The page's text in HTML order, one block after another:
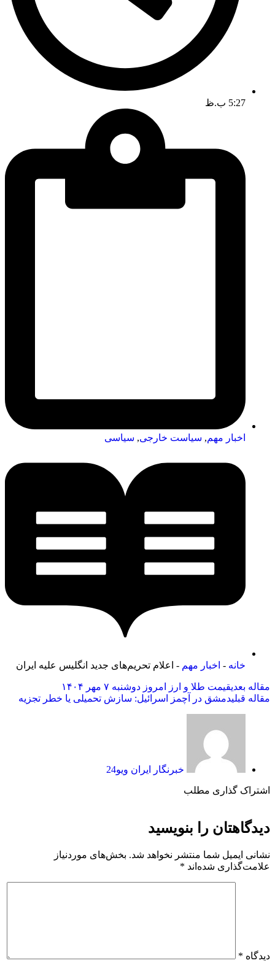
5:27 ب.ظ
اخبار مهم, سیاست خارجی, سیاسی
خانه - اخبار مهم - اعلام تحریم‌های جدید انگلیس علیه ایران
مقاله بعدیقیمت طلا و ارز امروز دوشنبه ۷ مهر ۱۴۰۴
مقاله قبلیدمشق در آچمز اسرائیل: سازش تحمیلی یا خطر تجزیه
خبرنگار ایران ویو24
اشتراک گذاری مطلب
دیدگاهتان را بنویسید
نشانی ایمیل شما منتشر نخواهد شد. بخش‌های موردنیاز
علامت‌گذاری شده‌اند *
دیدگاه *